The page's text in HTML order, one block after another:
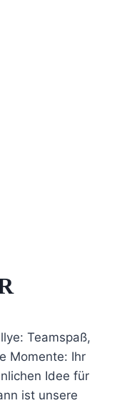
Teamspaß,
Momente: Ihr
Idee für
ist unsere